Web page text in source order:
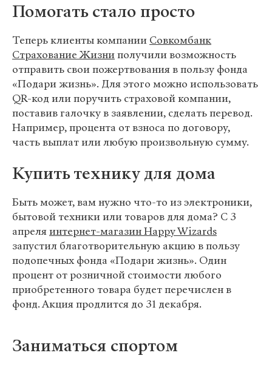
Помогать стало просто
Теперь клиенты компании Совкомбанк
Страхование Жизниполучили возможность
отправить свои пожертвования в пользу фонда
«Подари жизнь». Для этого можно использовать
QR-код или поручить страховой компании,
поставив галочку в заявлении, сделать перевод.
Например, процента от взноса по договору,
часть выплат или любую произвольную сумму.
Купить технику для дома
Быть может, вам нужно что-то из электроники,
бытовой техники или товаров для дома? С 3
апреляинтернет-магазин Happy Wizards
запустил благотворительную акцию в пользу
подопечных фонда «Подари жизнь». Один
процент от розничной стоимости любого
приобретенного товара будет перечислен в
фонд. Акция продлится до 31 декабря.
Заниматься спортом